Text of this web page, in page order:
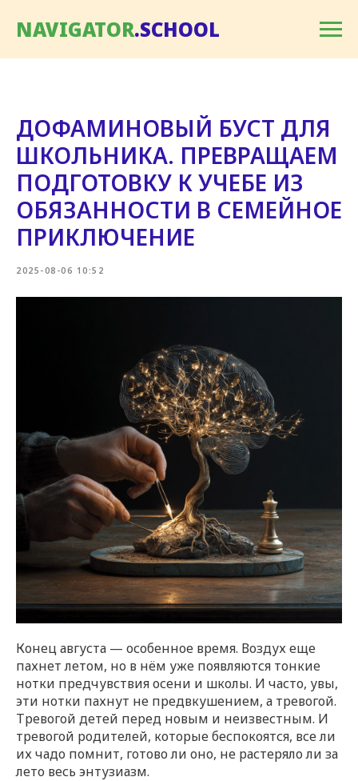
NAVIGATOR.SCHOOL
ДОФАМИНОВЫЙ БУСТ ДЛЯ
ШКОЛЬНИКА. ПРЕВРАЩАЕМ
ПОДГОТОВКУ К УЧЕБЕ ИЗ
ОБЯЗАННОСТИ В СЕМЕЙНОЕ
ПРИКЛЮЧЕНИЕ
2025-08-06 10:52
Конец августа — особенное время. Воздух еще
пахнет летом, но в нём уже появляются тонкие
нотки предчувствия осени и школы. И часто, увы,
эти нотки пахнут не предвкушением, а тревогой.
Тревогой детей перед новым и неизвестным. И
тревогой родителей, которые беспокоятся, все ли
их чадо помнит, готово ли оно, не растеряло ли за
лето весь энтузиазм.